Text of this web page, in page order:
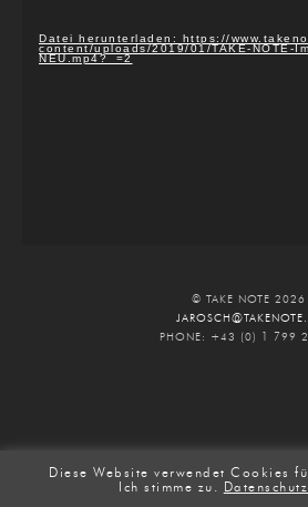
Datei herunterladen: https://
content/uploads/2019/01/TAKE-NOTE-
NEU.mp4?_=2
© TAKE NOTE 2026
PHONE: +43 (0) 1 799
Diese Website verwendet Cookies
Ich stimme zu.